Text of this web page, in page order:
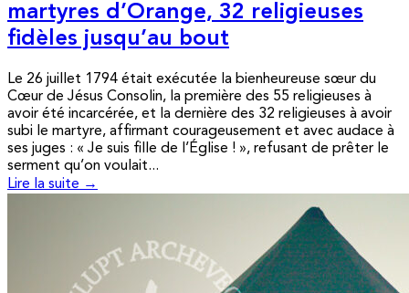
martyres d’Orange, 32 religieuses
fidèles jusqu’au bout
Le 26 juillet 1794 était exécutée la bienheureuse sœur du
Cœur de Jésus Consolin, la première des 55 religieuses à
avoir été incarcérée, et la dernière des 32 religieuses à avoir
subi le martyre, affirmant courageusement et avec audace à
ses juges : « Je suis fille de l’Église ! », refusant de prêter le
serment qu’on voulait...
Lire la suite →